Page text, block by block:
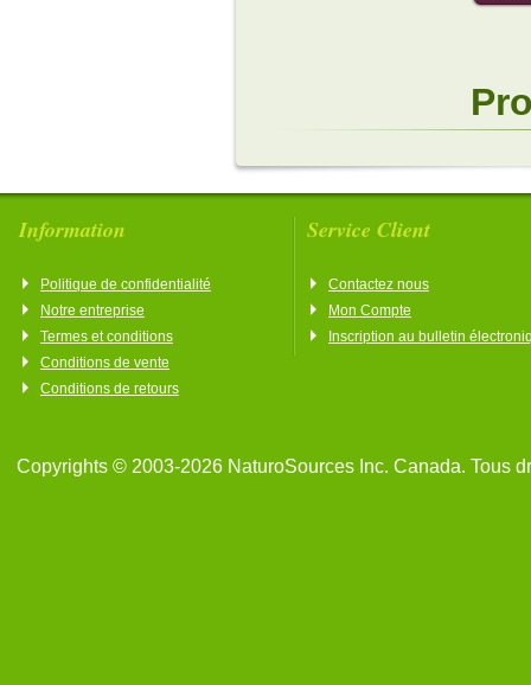
Information
Politique de confidentialité
Notre entreprise
Termes et conditions
Conditions de vente
Conditions de retours
Service Client
Contactez nous
Mon Compte
Inscription au bulletin
Copyrights © 2003-2026 NaturoSources Inc. Canada. Tous